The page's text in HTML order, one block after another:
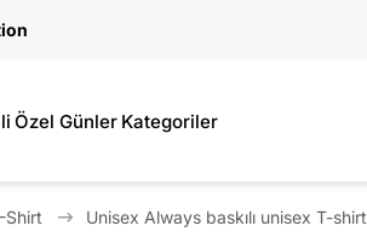
Özel Günler Kategoriler
Shirt Unisex Always baskılı unisex T-shirt